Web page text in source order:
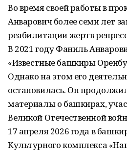
Во время своей работы в
Анварович более семи лет
реабилитации жертв
В 2021 году Фаниль
«Известные башкиры
Однако на этом его
остановилась. Он
материалы о башкирах,
Великой Отечественной
17 апреля 2026 года в
Культурного комплекса